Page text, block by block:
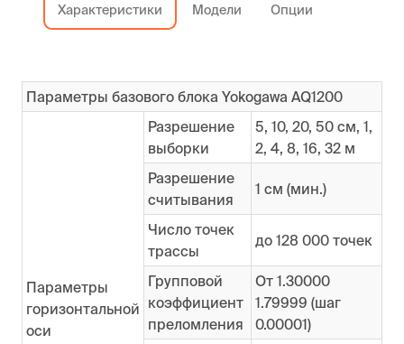
Характеристики Модели Опции
Параметры базового блока Yokogawa AQ1200
Параметры
горизонтальной
оси
Разрешение
выборки
5, 10, 20, 50 см, 1,
2, 4, 8, 16, 32 м
Разрешение
считывания
1 см (мин.)
Число точек
трассы
до 128 000 точек
Групповой
коэффициент
преломления
От 1.30000
1.79999 (шаг
0.00001)